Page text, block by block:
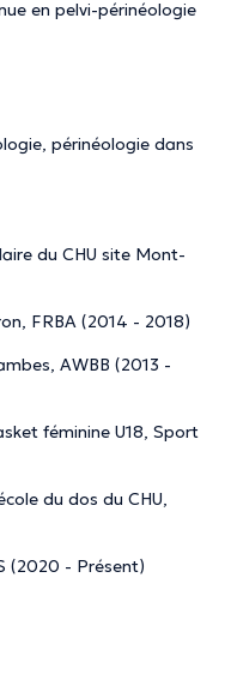
en pelvi-périnéologie
périnéologie dans
du CHU site Mont-
FRBA (2014 - 2018)
AWBB (2013 -
féminine U18, Sport
du dos du CHU,
(2020 - Présent)